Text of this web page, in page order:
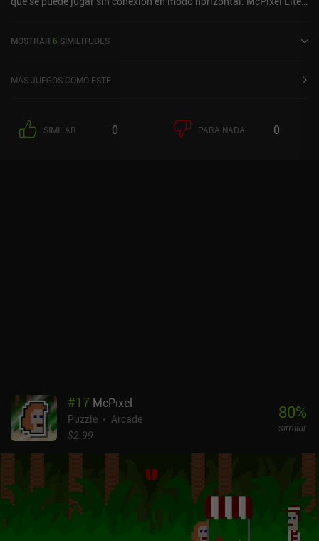
MOSTRAR 6 SIMILITUDES
MÁS JUEGOS COMO ESTE
SIMILAR 0 PARA NADA 0
#17 McPixel
Puzzle
Arcade
$2.99
80%
similar